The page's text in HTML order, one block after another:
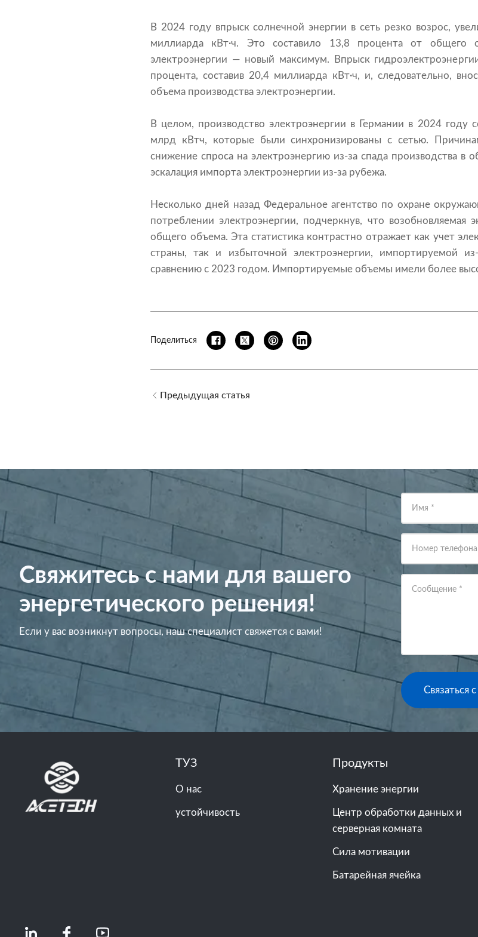
В 2024 году впрыск солнечной энергии в сеть резко возрос,
миллиарда кВт·ч. Это составило 13,8 процента от общего
электроэнергии — новый максимум. Впрыск
процента, составив 20,4 миллиарда кВт·ч, и, следовательно,
объема производства электроэнергии.
В целом, производство электроэнергии в Германии в 2024 году
млрд кВтч, которые были синхронизированы с сетью.
снижение спроса на электроэнергию из-за спада производства
эскалация импорта электроэнергии из-за рубежа.
Несколько дней назад Федеральное агентство по охране
потреблении электроэнергии, подчеркнув, что возобновляемая
общего объема. Эта статистика контрастно отражает как учет
страны, так и избыточной электроэнергии, импортируемой
сравнению с 2023 годом. Импортируемые объемы имели более
Поделиться
Предыдущая статья
Свяжитесь с нами для вашего
энергетического решения!
Если у вас возникнут вопросы, наш специалист свяжется с вами!
Имя *
Номер телефона
Сообщение *
Связаться
ТУЗ
О нас
устойчивость
Продукты
Хранение энергии
Центр обработки данных и
серверная комната
Сила мотивации
Батарейная ячейка